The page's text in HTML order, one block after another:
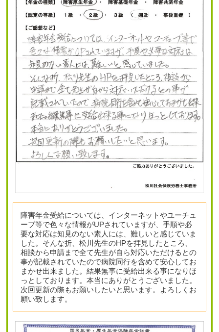
障害年金受給については、インターネットやユーチュ
ーブ等で色々な情報がUPされていますが、手順や必
要な対応は知見のない素人には、難しいと感じていま
した。そんな折、松川先生のHPを拝見したところ、
相談から申請まで全て先生が自ら対応いただけるとの
事が記載されていたので病院同行を含めて安心してお
まかせ出来ました。結果無事に受給出来る事になりほ
っとしております。本当にありがとうございました。
次回更新の際もお願いしたいと思います。よろしくお
願い致します。